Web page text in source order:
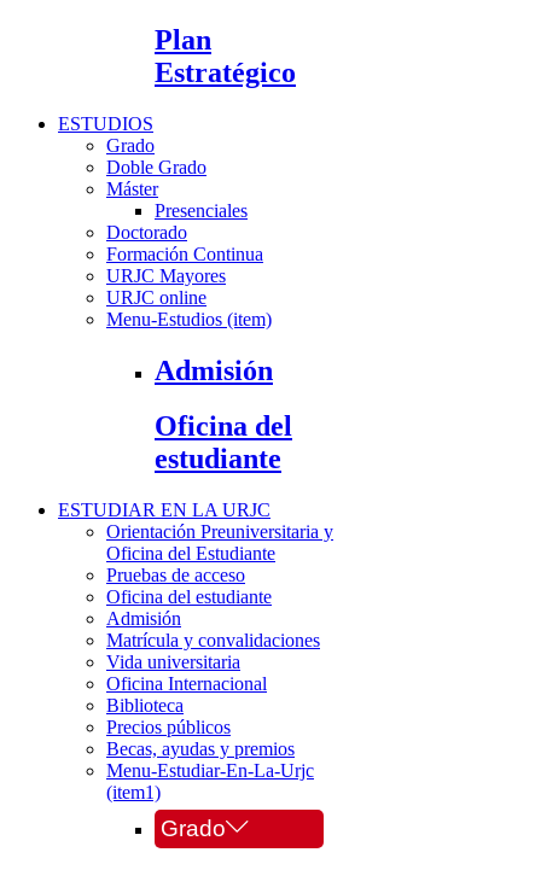
Plan
Estratégico
ESTUDIOS
Grado
Doble Grado
Máster
Presenciales
Doctorado
Formación Continua
URJC Mayores
URJC online
Menu-Estudios (item)
Admisión
Oficina del
estudiante
ESTUDIAR EN LA URJC
Orientación Preuniversitaria y
Oficina del Estudiante
Pruebas de acceso
Oficina del estudiante
Admisión
Matrícula y convalidaciones
Vida universitaria
Oficina Internacional
Biblioteca
Precios públicos
Becas, ayudas y premios
Menu-Estudiar-En-La-Urjc
(item1)
Grado